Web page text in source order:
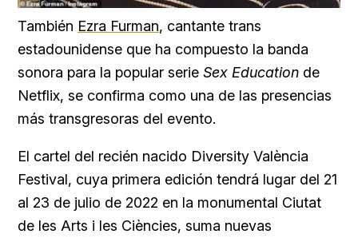
También Ezra Furman, cantante trans
estadounidense que ha compuesto la banda
sonora para la popular serie Sex Education de
Netflix, se confirma como una de las presencias
más transgresoras del evento.
El cartel del recién nacido Diversity València
Festival, cuya primera edición tendrá lugar del 21
al 23 de julio de 2022 en la monumental Ciutat
de les Arts i les Ciències, suma nuevas